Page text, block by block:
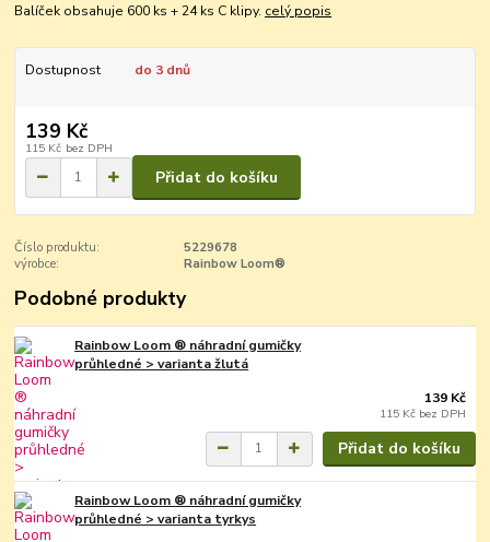
Balíček obsahuje 600 ks + 24 ks C klipy. celý popis
Dostupnost do 3 dnů
139 Kč
115 Kč bez DPH
Přidat do košíku
Číslo produktu:
5229678
výrobce:
Rainbow Loom®
Podobné produkty
Rainbow Loom ® náhradní gumičky
průhledné > varianta žlutá
139 Kč
115 Kč bez DPH
Přidat do košíku
Rainbow Loom ® náhradní gumičky
průhledné > varianta tyrkys